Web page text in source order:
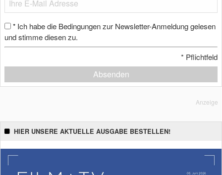
* Ich habe die Bedingungen zur Newsletter-Anmeldung gelesen
und stimme diesen zu.
* Pflichtfeld
Absenden
Anzeige
HIER UNSERE AKTUELLE AUSGABE BESTELLEN!